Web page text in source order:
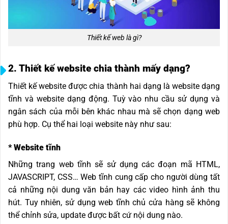
Thiết kế web là gì?
2. Thiết kế website chia thành mấy dạng?
Thiết kế website được chia thành hai dạng là website dạng
tĩnh và website dạng động. Tuỳ vào nhu cầu sử dụng và
ngân sách của mỗi bên khác nhau mà sẽ chọn dạng web
phù hợp. Cụ thể hai loại website này như sau:
* Website tĩnh
Những trang web tĩnh sẽ sử dụng các đoạn mã HTML,
JAVASCRIPT, CSS… Web tĩnh cung cấp cho người dùng tất
cả những nội dung văn bản hay các video hình ảnh thu
hút. Tuy nhiên, sử dụng web tĩnh chủ cửa hàng sẽ không
thể chỉnh sửa, update được bất cứ nội dung nào.